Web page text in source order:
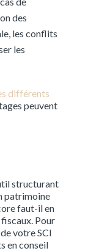
des
les conflits
les
différents
peuvent
structurant
patrimoine
faut-il en
Pour
votre SCI
en conseil